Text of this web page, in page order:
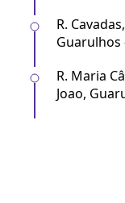
R.
Guarulhos
R. Maria
Joao,